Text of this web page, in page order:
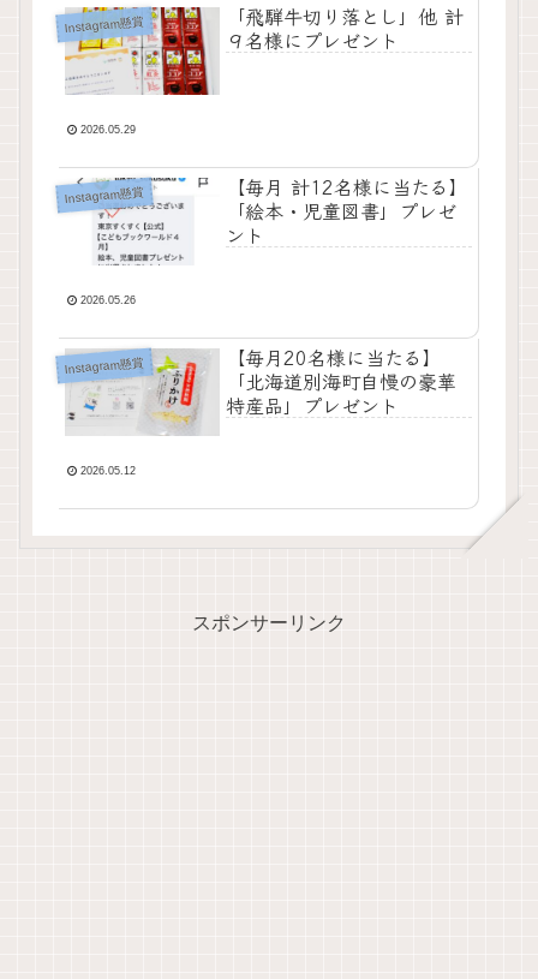
Instagram懸賞
「飛騨牛切り落とし」他 計
９名様にプレゼント
2026.05.29
Instagram懸賞
【毎月 計12名様に当たる】
「絵本・児童図書」プレゼ
ント
2026.05.26
Instagram懸賞
【毎月20名様に当たる】
「北海道別海町自慢の豪華
特産品」プレゼント
2026.05.12
スポンサーリンク